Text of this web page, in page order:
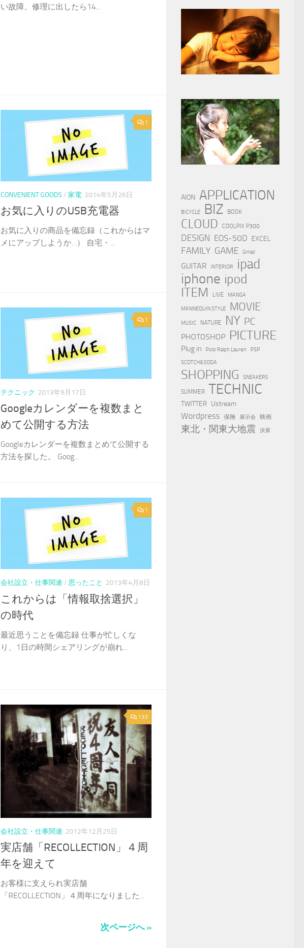
い故障、修理に出したら14...
1
CONVENIENT GOODS / 家電 2014年5月26日
お気に入りのUSB充電器
お気に入りの商品を備忘録（これからはマ
メにアップしようか…） 自宅・...
1
テクニック 2013年9月17日
Googleカレンダーを複数まと
めて公開する方法
Googleカレンダーを複数まとめて公開する
方法を探した。 Goog...
1
会社設立・仕事関連 / 思ったこと 2013年4月8日
これからは「情報取捨選択」
の時代
最近思うことを備忘録 仕事が忙しくな
り、1日の時間シェアリングが崩れ...
133
会社設立・仕事関連 2012年12月25日
実店舗「RECOLLECTION」４周
年を迎えて
お客様に支えられ実店舗
「RECOLLECTION」４周年になりました...
次ページへ »
AION APPLICATION
BICYCLE BIZ BOOK
CLOUD COOLPIX P300
DESIGN EOS-50D EXCEL
FAMILY GAME Gmail
GUITAR INTERIOR ipad
iphone ipod
ITEM
LIVE MANGA
MANNEQUIN STYLE MOVIE
MUSIC NATURE NY PC
PHOTOSHOP PICTURE
Plug in Polo Ralph Lauren
PSP
SCOTCH&SODA
SHOPPING SNEAKERS
SUMMER TECHNIC
TWITTER Ustream
Wordpress 保険 展示会 映画
東北・関東大地震 決算